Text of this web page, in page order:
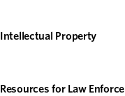
Intellectual Property
Resources for Law